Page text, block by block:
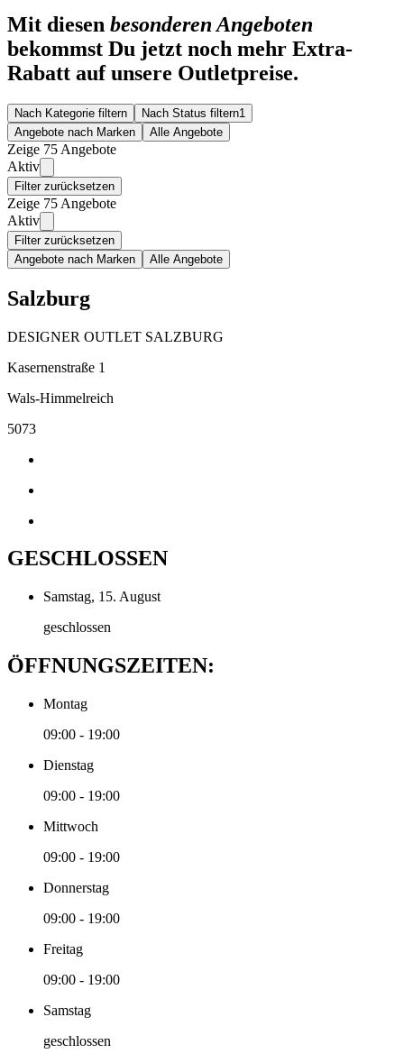
Mit diesen besonderen Angeboten
bekommst Du jetzt noch mehr Extra-
Rabatt auf unsere Outletpreise.
Nach Kategorie filtern Nach Status filtern1
Angebote nach Marken
Alle Angebote
Zeige 75 Angebote
Aktiv
Filter zurücksetzen
Zeige 75 Angebote
Aktiv
Filter zurücksetzen
Angebote nach Marken
Alle Angebote
Salzburg
DESIGNER OUTLET SALZBURG
Kasernenstraße 1
Wals-Himmelreich
5073
GESCHLOSSEN
Samstag, 15. August
geschlossen
ÖFFNUNGSZEITEN:
Montag
09:00 - 19:00
Dienstag
09:00 - 19:00
Mittwoch
09:00 - 19:00
Donnerstag
09:00 - 19:00
Freitag
09:00 - 19:00
Samstag
geschlossen